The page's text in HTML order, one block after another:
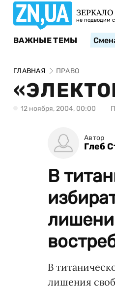
не подводим
ВАЖНЫЕ ТЕМЫ
ГЛАВНАЯ ПРАВО
12 ноября, 2004, 00:00
Автор
Глеб
В
В
лишения